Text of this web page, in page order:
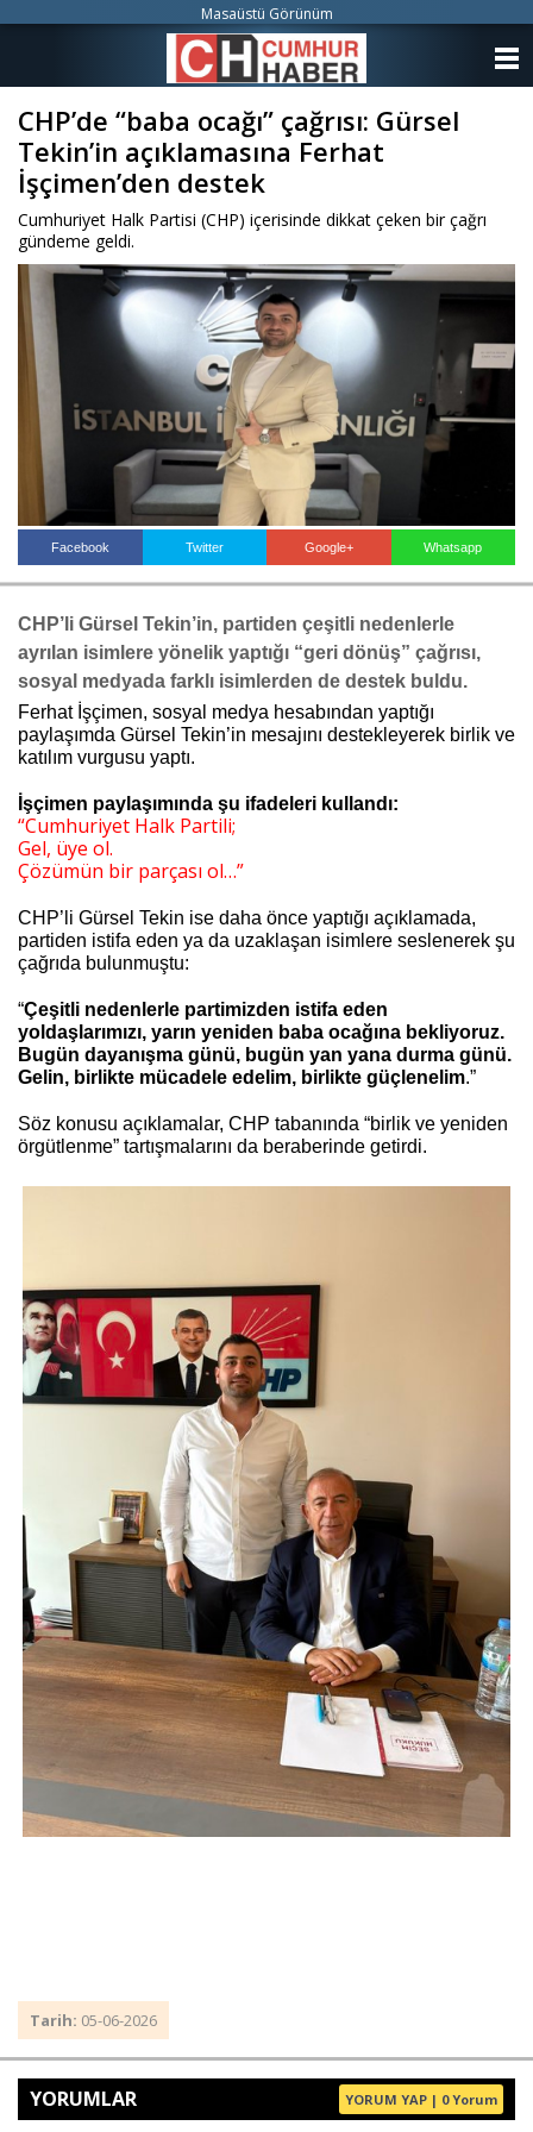
CHP’de “baba ocağı” çağrısı: Gürsel
Tekin’in açıklamasına Ferhat
İşçimen’den destek
Cumhuriyet Halk Partisi (CHP) içerisinde dikkat çeken bir çağrı
gündeme geldi.
Facebook Twitter Google+ Whatsapp
CHP’li Gürsel Tekin’in, partiden çeşitli nedenlerle
ayrılan isimlere yönelik yaptığı “geri dönüş” çağrısı,
sosyal medyada farklı isimlerden de destek buldu.
Ferhat İşçimen, sosyal medya hesabından yaptığı
paylaşımda Gürsel Tekin’in mesajını destekleyerek birlik ve
katılım vurgusu yaptı.
İşçimen paylaşımında şu ifadeleri kullandı:
“Cumhuriyet Halk Partili;
Gel, üye ol.
Çözümün bir parçası ol…”
CHP’li Gürsel Tekin ise daha önce yaptığı açıklamada,
partiden istifa eden ya da uzaklaşan isimlere seslenerek şu
çağrıda bulunmuştu:
“Çeşitli nedenlerle partimizden istifa eden
yoldaşlarımızı, yarın yeniden baba ocağına bekliyoruz.
Bugün dayanışma günü, bugün yan yana durma günü.
Gelin, birlikte mücadele edelim, birlikte güçlenelim.”
Söz konusu açıklamalar, CHP tabanında “birlik ve yeniden
örgütlenme” tartışmalarını da beraberinde getirdi.
Tarih: 05-06-2026
YORUMLAR YORUM YAP | 0 Yorum
Masaüstü Görünüm
KATEGORİLER
ANKETLER
FOTO GALERİ
İLETİŞİM
Haberin Doğru Adresi.